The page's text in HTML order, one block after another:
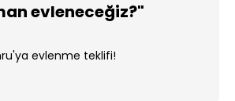
evleneceğiz?"
evlenme teklifi!